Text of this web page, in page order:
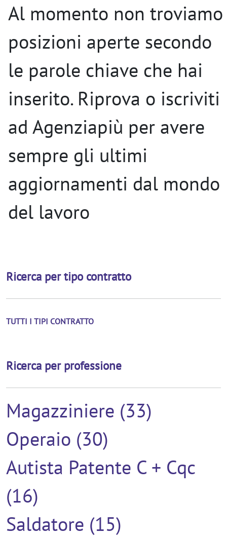
Al momento non troviamo
posizioni aperte secondo
le parole chiave che hai
inserito. Riprova o iscriviti
ad Agenziapiù per avere
sempre gli ultimi
aggiornamenti dal mondo
del lavoro
Ricerca per tipo contratto
TUTTI I TIPI CONTRATTO
Ricerca per professione
Magazziniere (33)
Operaio (30)
Autista Patente C + Cqc
(16)
Saldatore (15)